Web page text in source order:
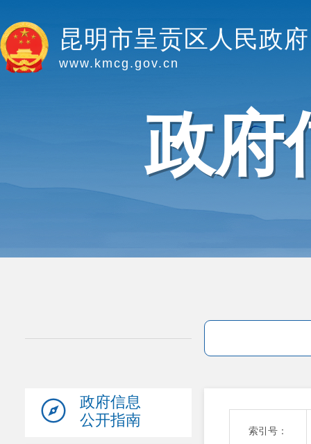
昆明市呈贡区人民政府
www.kmcg.gov.cn
政府
政府信息
公开指南
索引号：